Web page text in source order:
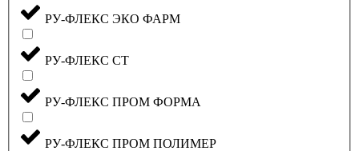
РУ-ФЛЕКС ЭКО ФАРМ
РУ-ФЛЕКС СТ
РУ-ФЛЕКС ПРОМ ФОРМА
РУ-ФЛЕКС ПРОМ ПОЛИМЕР